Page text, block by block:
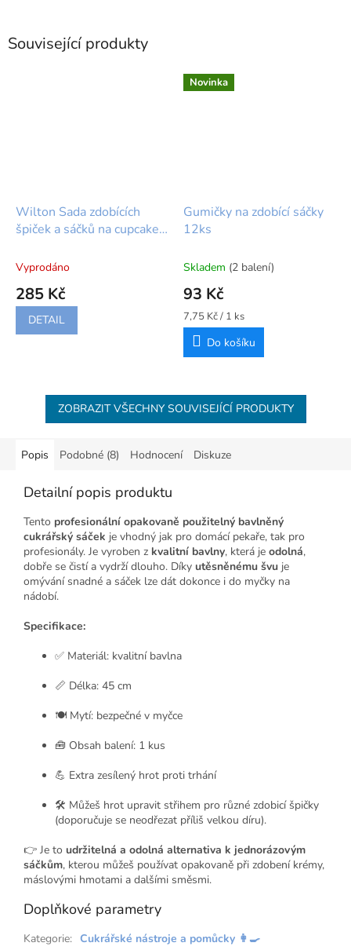
Související produkty
Wilton Sada zdobících
špiček a sáčků na cupcakes
Vyprodáno
285 Kč
DETAIL
Novinka
Gumičky na zdobící sáčky
12ks
Skladem (2 balení)
93 Kč
Měrná
cena:
7,75 Kč / 1 ks
Do košíku
ZOBRAZIT VŠECHNY SOUVISEJÍCÍ PRODUKTY
Popis Podobné (8) Hodnocení Diskuze
Detailní popis produktu
Tento profesionální opakovaně použitelný bavlněný
cukrářský sáček je vhodný jak pro domácí pekaře, tak pro
profesionály. Je vyroben z kvalitní bavlny, která je odolná,
dobře se čistí a vydrží dlouho. Díky utěsněnému švu je
omývání snadné a sáček lze dát dokonce i do myčky na
nádobí.
Specifikace:
✅ Materiál: kvalitní bavlna
📏 Délka: 45 cm
🍽️ Mytí: bezpečné v myčce
🧰 Obsah balení: 1 kus
💪 Extra zesílený hrot proti trhání
🛠️ Můžeš hrot upravit střihem pro různé zdobicí špičky
(doporučuje se neodřezat příliš velkou díru).
👉 Je to udržitelná a odolná alternativa k jednorázovým
sáčkům, kterou můžeš používat opakovaně při zdobení krémy,
máslovými hmotami a dalšími směsmi.
Doplňkové parametry
Kategorie: Cukrářské nástroje a pomůcky 👩‍🍳